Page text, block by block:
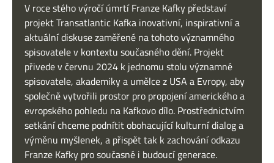
V roce stého výročí úmrtí Franze Kafky představí
projekt Transatlantic Kafka inovativní, inspirativní a
aktuální diskuse zaměřené na tohoto významného
spisovatele v kontextu současného dění. Projekt
přivede v červnu 2024 k jednomu stolu významné
spisovatele, akademiky a umělce z USA a Evropy, aby
společně vytvořili prostor pro propojení amerického a
evropského pohledu na Kafkovo dílo. Prostřednictvím
setkání chceme podnítit obohacující kulturní dialog a
výměnu myšlenek, a přispět tak k zachování odkazu
Franze Kafky pro současné i budoucí generace.